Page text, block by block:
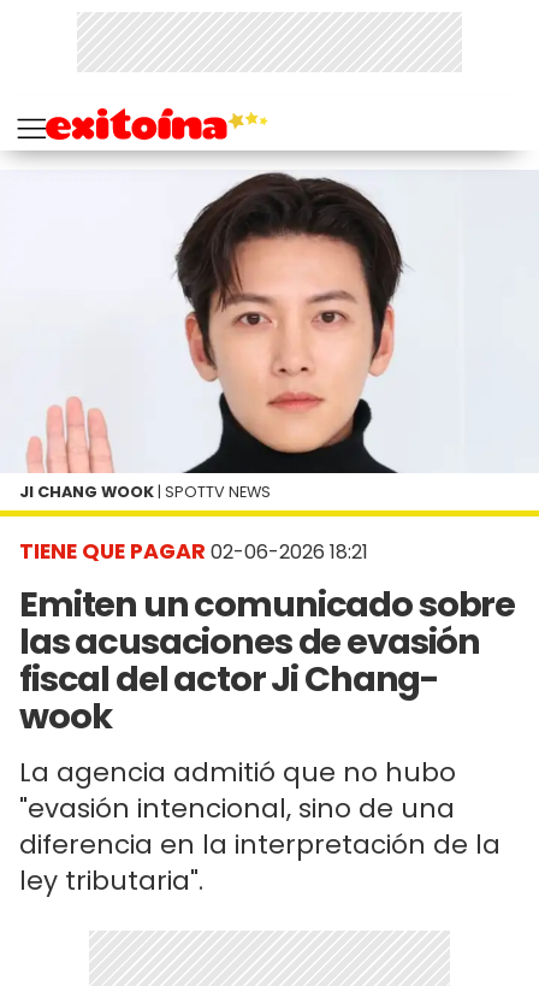
TIENE QUE PAGAR 02-06-2026 18:21
Emiten un comunicado sobre
las acusaciones de evasión
fiscal del actor Ji Chang-
wook
La agencia admitió que no hubo
"evasión intencional, sino de una
diferencia en la interpretación de la
ley tributaria".
JI CHANG WOOK | SPOTTV NEWS